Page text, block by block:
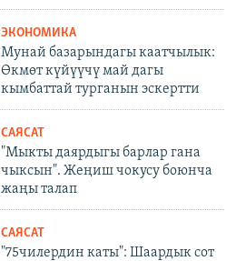
ЭКОНОМИКА
Мунай базарындагы каатчылык:
Өкмөт күйүүчү май дагы
кымбаттай турганын эскертти
САЯСАТ
"Мыкты даярдыгы барлар гана
чыксын". Жеңиш чокусу боюнча
жаңы талап
САЯСАТ
"75чилердин каты": Шаардык сот